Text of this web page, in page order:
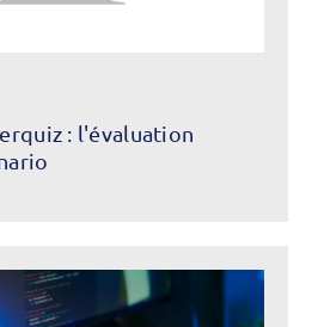
: l'évaluation